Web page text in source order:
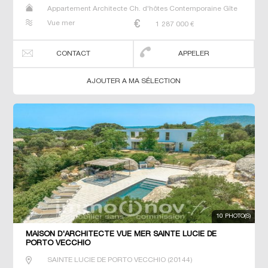
Appartement Architecte Ch. d'hôtes Contemporaine Gîte
Villa
Vue mer 1 287 000 €
CONTACT APPELER
AJOUTER A MA SÉLECTION
10 PHOTO(S)
MAISON D'ARCHITECTE VUE MER SAINTE LUCIE DE
PORTO VECCHIO
SAINTE LUCIE DE PORTO VECCHIO(20144)